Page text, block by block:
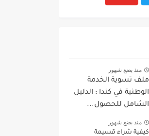
منذ بضع شهور
ملف تسوية الخدمة
الوطنية في كندا : الدليل
الشامل للحصول...
منذ بضع شهور
كيفية شراء قسيمة